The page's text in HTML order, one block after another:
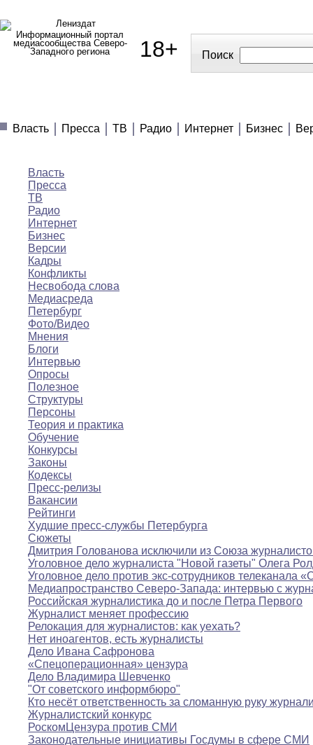
Информационный портал
медиасообщества Северо-
Западного региона
18+ Поиск
Власть
Пресса ТВ Радио Интернет Бизнес
Власть
Пресса
ТВ
Радио
Интернет
Бизнес
Версии
Кадры
Конфликты
Несвобода слова
Медиасреда
Петербург
Фото/Видео
Мнения
Блоги
Интервью
Опросы
Полезное
Структуры
Персоны
Теория и практика
Обучение
Конкурсы
Законы
Кодексы
Пресс-релизы
Вакансии
Рейтинги
Худшие пресс-службы Петербурга
Сюжеты
Дмитрия Голованова исключили из Союза
Уголовное дело журналиста "Новой газеты" Олега
Уголовное дело против экс-сотрудников телеканала
Медиапространство Северо-Запада: интервью с
Российская журналистика до и после Петра Первого
Журналист меняет профессию
Релокация для журналистов: как уехать?
Нет иноагентов, есть журналисты
Дело Ивана Сафронова
«Спецоперационная» цензура
Дело Владимира Шевченко
"От советского информбюро"
Кто несёт ответственность за сломанную руку
Журналистский конкурс
РоскомЦензура против СМИ
Законодательные инициативы Госдумы в сфере СМИ